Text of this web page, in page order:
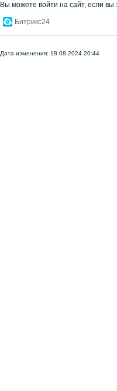
Вы можете войти на сайт, если вы
Битрикс24
Дата изменения: 18.08.2024 20:44